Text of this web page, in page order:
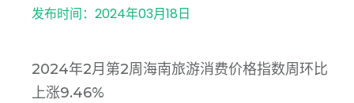
发布时间：2024年03月18日
2024年2月第2周海南旅游消费价格指数周环比
上涨9.46%